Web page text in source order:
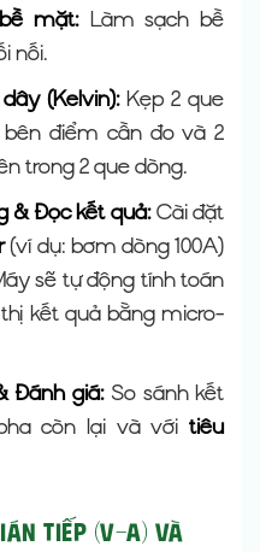
mặt: Làm sạch bề
nối.
(Kelvin):Kẹp 2 que
bên điểm cần đo và 2
trong 2 que dòng.
& Đọc kết quả:Cài đặt
(ví dụ: bơm dòng 100A)
sẽ tự động tính toán
kết quả bằng micro-
Đánh giá:So sánh kết
còn lại và với tiêu
tiếp (V-A) và